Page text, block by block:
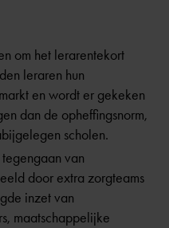
om het lerarentekort
leraren hun
en wordt er gekeken
dan de opheffingsnorm,
scholen.
van
door extra zorgteams
inzet van
maatschappelijke